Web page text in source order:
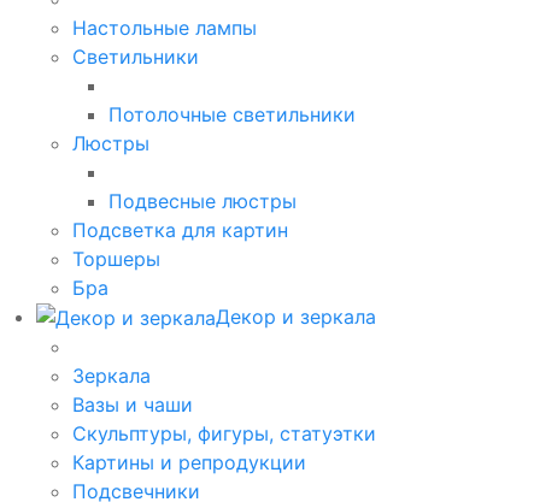
Настольные лампы
Светильники
Потолочные светильники
Люстры
Подвесные люстры
Подсветка для картин
Торшеры
Бра
Декор и зеркала
Зеркала
Вазы и чаши
Скульптуры, фигуры, статуэтки
Картины и репродукции
Подсвечники